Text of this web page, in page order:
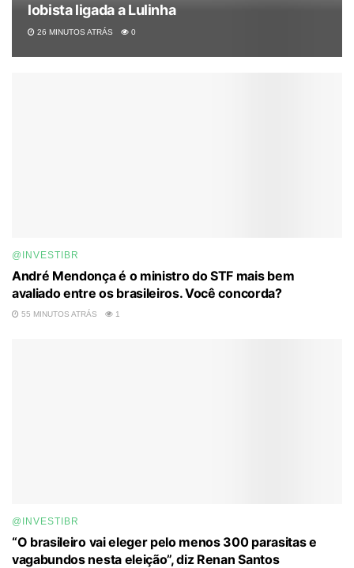
lobista ligada a Lulinha
26 MINUTOS ATRÁS 0
@INVESTIBR
André Mendonça é o ministro do STF mais bem
avaliado entre os brasileiros. Você concorda?
55 MINUTOS ATRÁS 1
@INVESTIBR
“O brasileiro vai eleger pelo menos 300 parasitas e
vagabundos nesta eleição”, diz Renan Santos